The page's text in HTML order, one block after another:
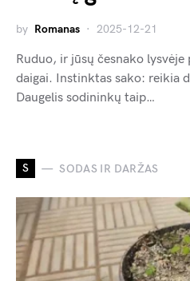
by Romanas 2025-12-21
Ruduo, ir jūsų česnako
daigai. Instinktas sako: reikia
Daugelis sodininkų taip…
S SODAS IR DARŽAS